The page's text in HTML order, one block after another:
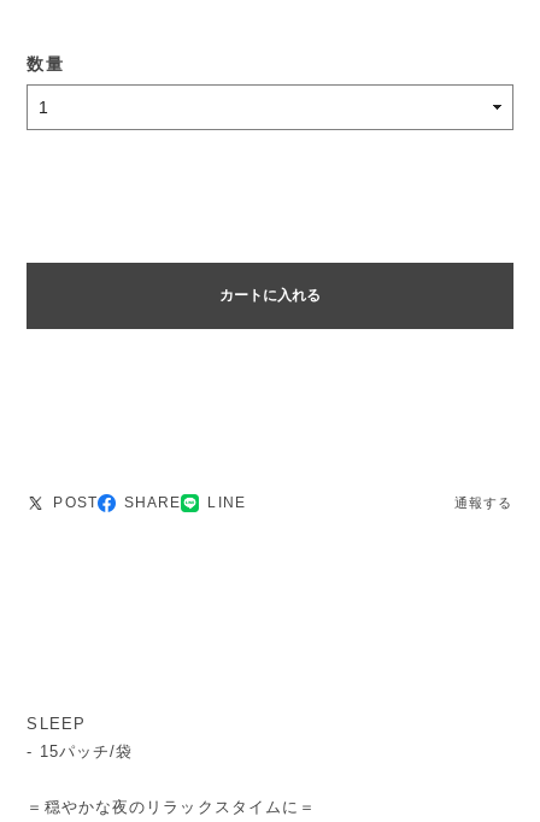
数量
カートに入れる
POST SHARE LINE 通報する
SLEEP
- 15パッチ/袋
＝穏やかな夜のリラックスタイムに＝